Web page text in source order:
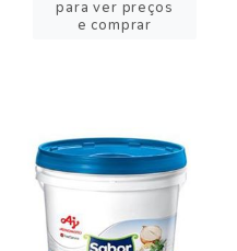
para ver preços
e comprar